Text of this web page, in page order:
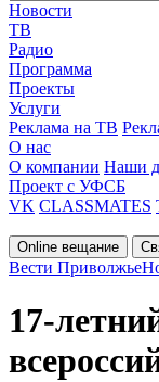
Новости
ТВ
Радио
Программа
Проекты
Услуги
Реклама на ТВ
О нас
О компании Наши
Проект с УФСБ
VK CLASSMATES
Online вещание
Вести Приволжье
17-